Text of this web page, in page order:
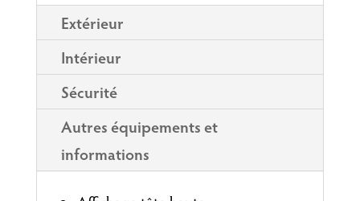
Extérieur
Intérieur
Sécurité
Autres équipements et
informations